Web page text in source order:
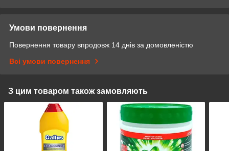
Умови повернення
Повернення товару впродовж 14 днів за домовленістю
Всі умови повернення
З цим товаром також замовляють